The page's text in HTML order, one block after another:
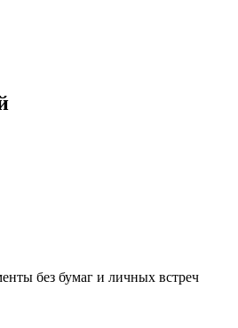
без бумаг и личных встреч